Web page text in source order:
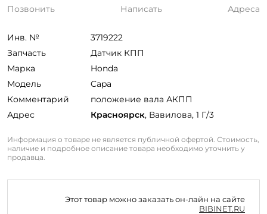
Позвонить Написать Адреса
Инв. №
3719222
Запчасть
Датчик КПП
Марка
Honda
Модель
Capa
Комментарий
положение вала АКПП
Адрес
Красноярск, Вавилова, 1 Г/3
Информация о товаре не является публичной офертой. Стоимость,
наличие и подробное описание товара необходимо уточнить у
продавца.
Этот товар можно заказать он-лайн на сайте
BIBINET.RU